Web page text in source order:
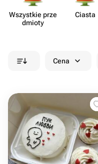
Wszystkie prze​
dmioty
Ciasta
Cena